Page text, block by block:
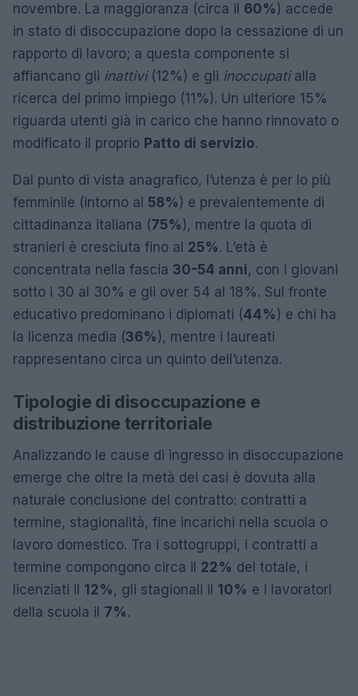
novembre. La maggioranza (circa il 60% ) accede
in stato di disoccupazione dopo la cessazione di un
rapporto di lavoro; a questa componente si
affiancano gli inattivi(12%) e gli inoccupatialla
ricerca del primo impiego (11%). Un ulteriore 15%
riguarda utenti già in carico che hanno rinnovato o
modificato il proprio Patto di servizio.
Dal punto di vista anagrafico, l’utenza è per lo più
femminile (intorno al 58% ) e prevalentemente di
cittadinanza italiana (75% ), mentre la quota di
stranieri è cresciuta fino al 25%. L’età è
concentrata nella fascia 30-54 anni, con i giovani
sotto i 30 al 30% e gli over 54 al 18%. Sul fronte
educativo predominano i diplomati (44% ) e chi ha
la licenza media (36% ), mentre i laureati
rappresentano circa un quinto dell’utenza.
Tipologie di disoccupazione e
distribuzione territoriale
Analizzando le cause di ingresso in disoccupazione
emerge che oltre la metà dei casi è dovuta alla
naturale conclusione del contratto: contratti a
termine, stagionalità, fine incarichi nella scuola o
lavoro domestico. Tra i sottogruppi, i contratti a
termine compongono circa il 22% del totale, i
licenziati il 12%, gli stagionali il 10% e i lavoratori
della scuola il 7%.